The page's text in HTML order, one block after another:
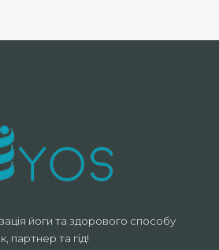
йоги та здорового способу
партнер та гід!